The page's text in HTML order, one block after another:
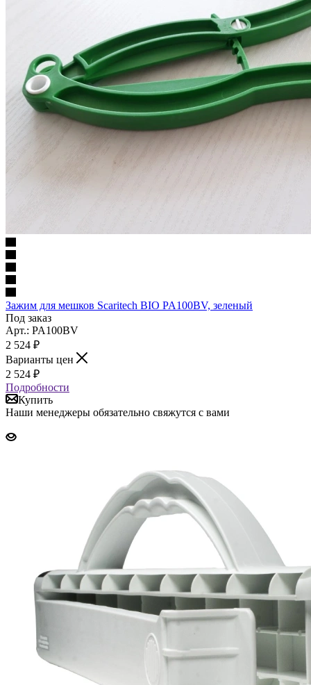
Зажим для мешков Scaritech BIO PA100BV, зеленый
Под заказ
Арт.: PA100BV
2 524 ₽
Варианты цен
2 524 ₽
Подробности
Купить
Наши менеджеры обязательно свяжутся с вами